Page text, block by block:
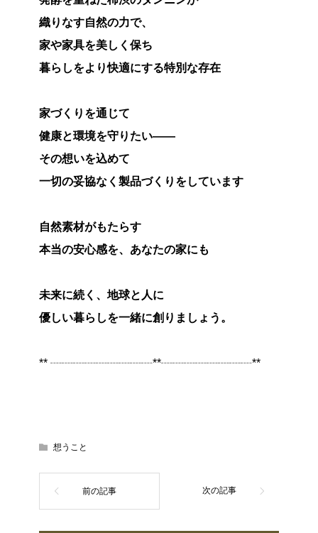
織りなす自然の力で、
家や家具を美しく保ち
暮らしをより快適にする特別な存在
家づくりを通じて
健康と環境を守りたい――
その想いを込めて
一切の妥協なく製品づくりをしています
自然素材がもたらす
本当の安心感を、あなたの家にも
未来に続く、 地球と人に
優しい暮らしを一緒に創りましょう。
** ┈┈┈┈┈┈┈┈┈**┈┈┈┈┈┈┈┈**
想うこと